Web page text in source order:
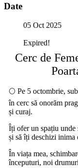
Date
05 Oct 2025
Expired!
Cerc de
🌕 Pe 5 octombrie,
în cerc să onorăm
și curaj.
Îți ofer un spațiu unde
și să îți deschizi inima
În viața mea,
începuturi, noi